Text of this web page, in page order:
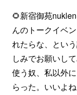
🌻新宿御苑
んのトークイベ
れたらな、とい
しみでお願いして
使う奴、私以外
らった。いいよ